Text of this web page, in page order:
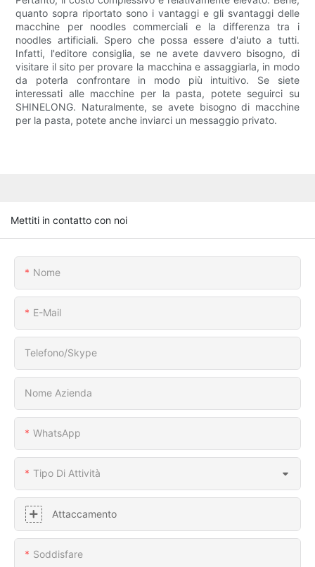
quanto sopra riportato sono i vantaggi e gli svantaggi delle
macchine per noodles commerciali e la differenza tra i
noodles artificiali. Spero che possa essere d'aiuto a tutti.
Infatti, l'editore consiglia, se ne avete davvero bisogno, di
visitare il sito per provare la macchina e assaggiarla, in modo
da poterla confrontare in modo più intuitivo. Se siete
interessati alle macchine per la pasta, potete seguirci su
SHINELONG. Naturalmente, se avete bisogno di macchine
per la pasta, potete anche inviarci un messaggio privato.
Mettiti in contatto con noi
Nome
E-Mail
Telefono/skype
Nome Azienda
WhatsApp
Tipo Di Attività
Attaccamento
Soddisfare